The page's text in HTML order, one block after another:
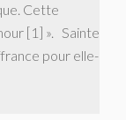
Cette
[1] ». Sainte
pour elle-